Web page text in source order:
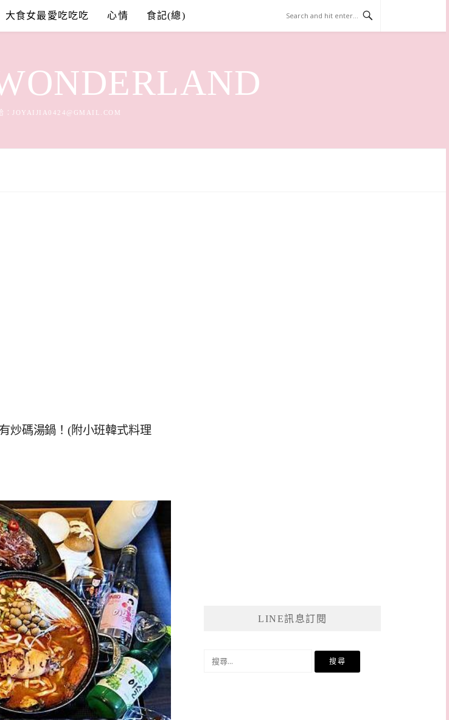
大食女最愛吃吃吃 心情 食記(總)
： JOYAIJIA0424@GMAIL.COM
炒碼湯鍋！(附小班韓式料理
LINE訊息訂閱